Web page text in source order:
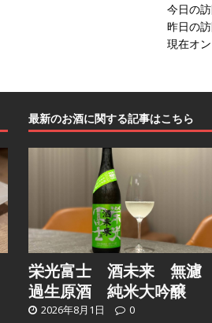
今日の
昨日の
現在オ
最新のお酒に関する記事はこちら
栄光富士 酒未来 無濾
過生原酒 純米大吟醸
2026年8月1日
0